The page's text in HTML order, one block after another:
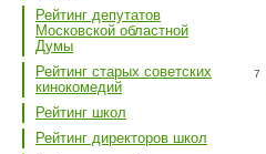
Рейтинг депутатов
Московской областной
Думы
Рейтинг старых советских
кинокомедий
Рейтинг школ
Рейтинг директоров школ
7